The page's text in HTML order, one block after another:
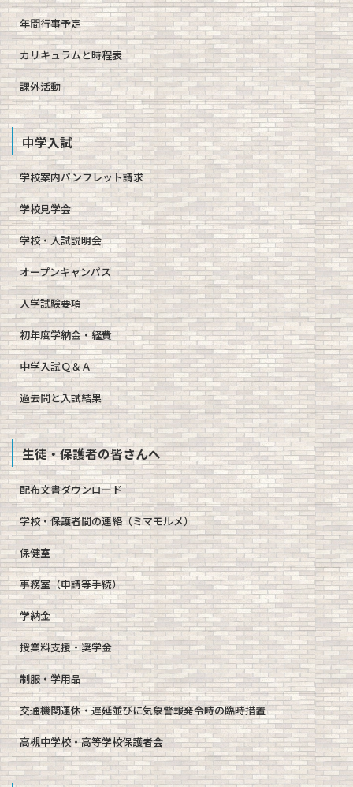
年間行事予定
カリキュラムと時程表
課外活動
中学入試
学校案内パンフレット請求
学校見学会
学校・入試説明会
オープンキャンパス
入学試験要項
初年度学納金・経費
中学入試Ｑ＆Ａ
過去問と入試結果
生徒・保護者の皆さんへ
配布文書ダウンロード
学校・保護者間の連絡（ミマモルメ）
保健室
事務室（申請等手続）
学納金
授業料支援・奨学金
制服・学用品
交通機関運休・遅延並びに気象警報発令時の臨時措置
高槻中学校・高等学校保護者会